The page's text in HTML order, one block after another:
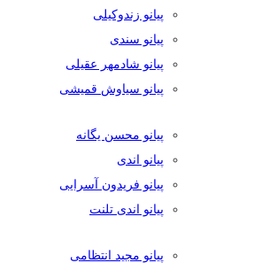
پیانو زندوکیلی
پیانو سندی
پیانو شادمهر عقیلی
پیانو سیاوش قمیشی
پیانو محسن یگانه
پیانو اندی
پیانو فریدون آسرایی
پیانو اندی تلنت
پیانو مجید انتظامی